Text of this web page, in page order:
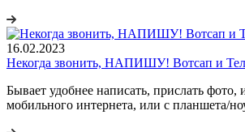
16.02.2023
Некогда звонить, НАПИШУ! Вотсап и
Бывает удобнее написать, прислать фото,
мобильного интернета, или с планшета/